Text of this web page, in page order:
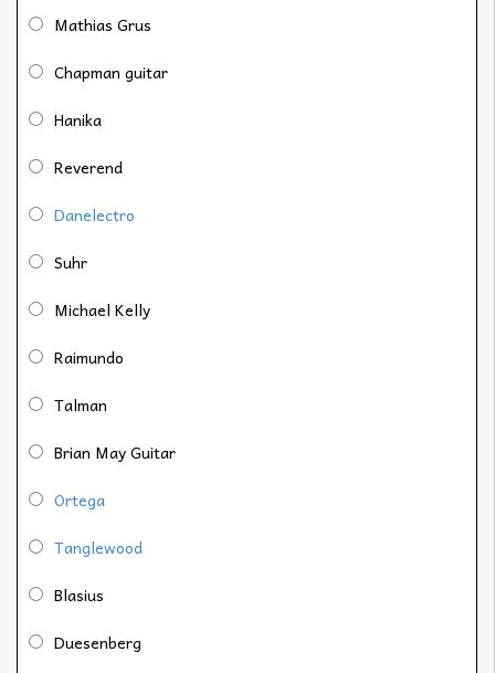
Mathias Grus
Chapman guitar
Hanika
Reverend
Danelectro
Suhr
Michael Kelly
Raimundo
Talman
Brian May Guitar
Ortega
Tanglewood
Blasius
Duesenberg